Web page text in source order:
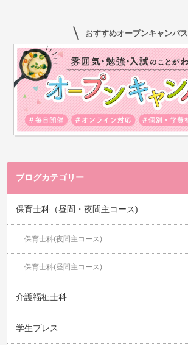
おすすめオープンキャンパス
ブログカテゴリー
保育士科（昼間・夜間主コース)
保育士科(夜間主コース)
保育士科(昼間主コース)
介護福祉士科
学生プレス